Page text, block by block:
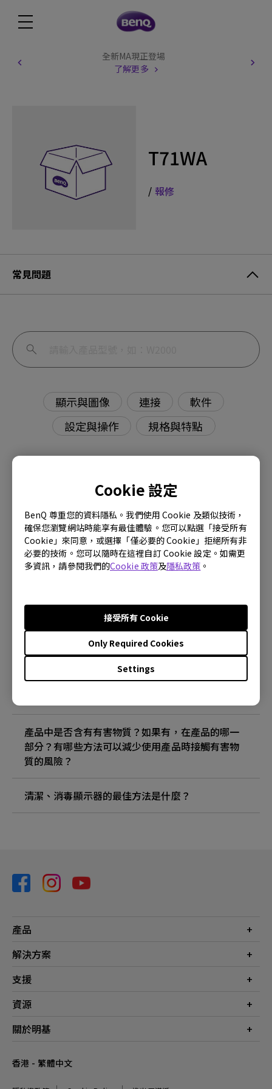
Cookie 設定
BenQ 尊重您的資料隱私。我們使用 Cookie 及類似技術，
確保您瀏覽網站時能享有最佳體驗。您可以點選「接受所有
Cookie」來同意，或選擇「僅必要的 Cookie」拒絕所有非
必要的技術。您可以隨時在這裡自訂 Cookie 設定。如需更
多資訊，請參閱我們的Cookie 政策及隱私政策 。
Settings
Only Required Cookies
接受所有 Cookie
全新MA現正登場
了解更多
T71WA
/ 報修
常見問題
顯示與圖像 連接
軟件
設定與操作
規格與特點
明基顯示器內建揚聲器無音訊輸出如何解決？
PMU（Palette Master Ultimate）和
PME（Palette Master Element）有什麼區別？
什麼是圖像殘留以及如何避免它？
為什麼我的顯示器有閃爍？
ECO 傳感器的最大檢測範圍是多少？ 為什麼顯示器
產品中是否含有有害物質？如果有，在產品的哪一
部分？有哪些方法可以減少使用產品時接觸有害物
質的風險？
清潔、消毒顯示器的最佳方法是什麼？
產品
投影機
燈具
解決方案
商業
電競
支援
聯絡我們
常見問答
服務網點
資源
投影機投射距離計算器
關於明基
品牌
香港 - 繁體中文